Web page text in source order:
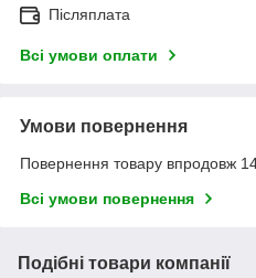
Післяплата
Всі умови оплати
Умови повернення
Повернення товару впродовж
Всі умови повернення
Подібні товари компанії